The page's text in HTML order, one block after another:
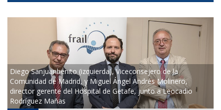
Diego Sanjuanbenito (izquierda), Viceconsejero de la
Comunidad de Madrid, y Miguel Ángel Andrés Molinero,
director gerente del Hospital de Getafe, junto a Leocadio
Rodríguez Mañas